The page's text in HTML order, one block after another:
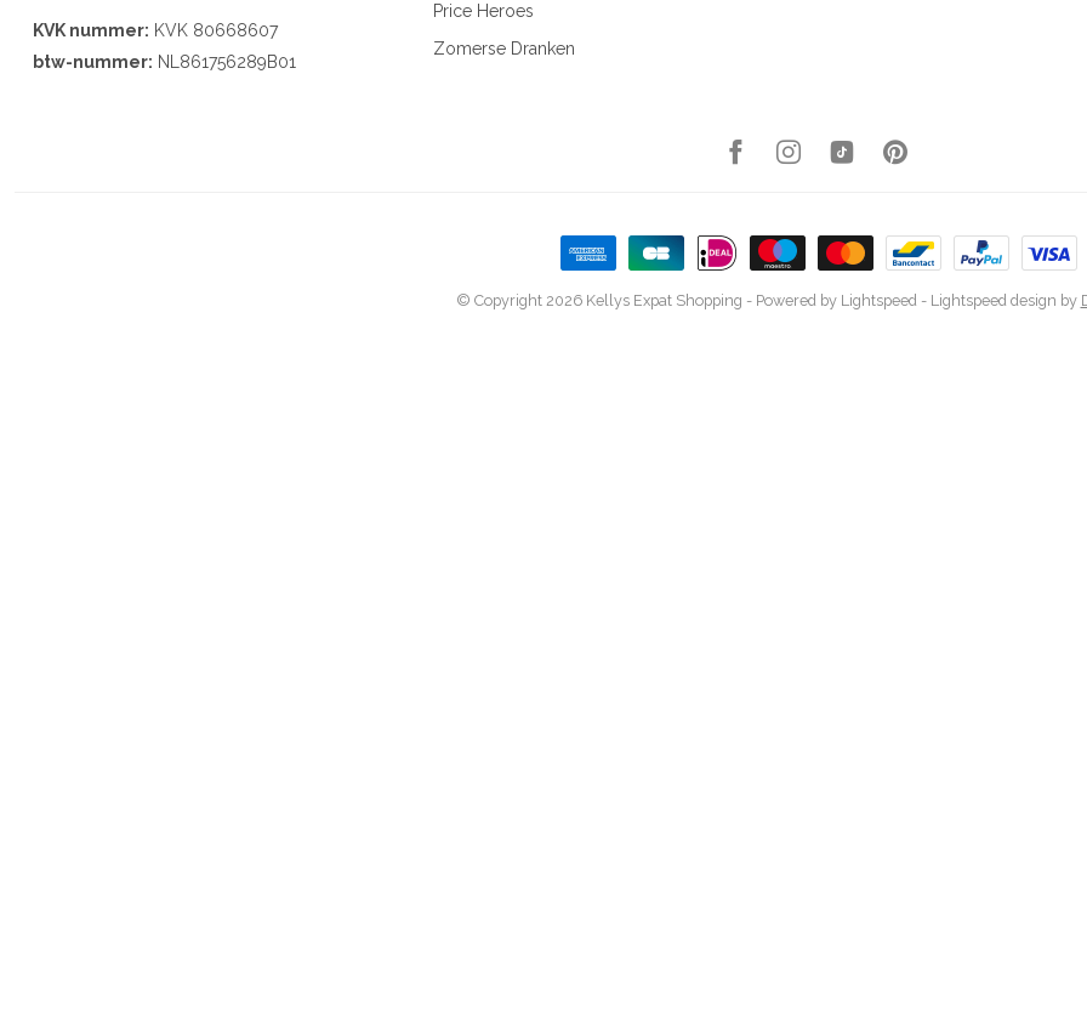
KVK nummer: KVK 80668607
btw-nummer: NL861756289B01
Price Heroes
Zomerse Dranken
© Copyright 2026 Kellys Expat Shopping - Powered by Lightspeed - Lightspeed design by